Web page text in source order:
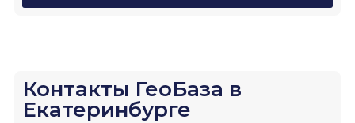
Контакты ГеоБаза в
Екатеринбурге